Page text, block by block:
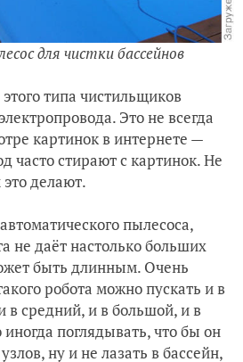
для чистки бассейнов
типа чистильщиков
Это не всегда
картинок в интернете —
часто стирают с картинок. Не
делают.
пылесоса,
не даёт настолько больших
быть длинным. Очень
робота можно пускать и в
в средний, и в большой, и в
поглядывать, что бы он
ну и не лазать в бассейн,